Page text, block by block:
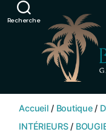
Showroom de Bali,
Recherche
Accueil / Boutique/
INTÉRIEURS/